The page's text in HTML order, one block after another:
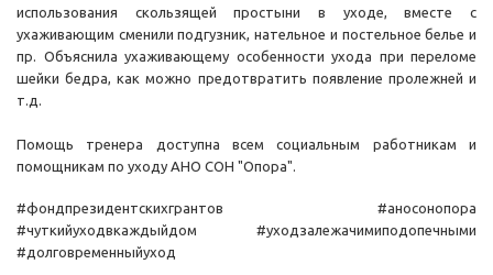
использования скользящей простыни в уходе, вместе с
ухаживающим сменили подгузник, нательное и постельное белье и
пр. Объяснила ухаживающему особенности ухода при переломе
шейки бедра, как можно предотвратить появление пролежней и
т.д.
Помощь тренера доступна всем социальным работникам и
помощникам по уходу АНО СОН "Опора".
#фондпрезидентскихгрантов #аносонопора
#чуткийуходвкаждыйдом #уходзалежачимиподопечными
#долговременныйуход